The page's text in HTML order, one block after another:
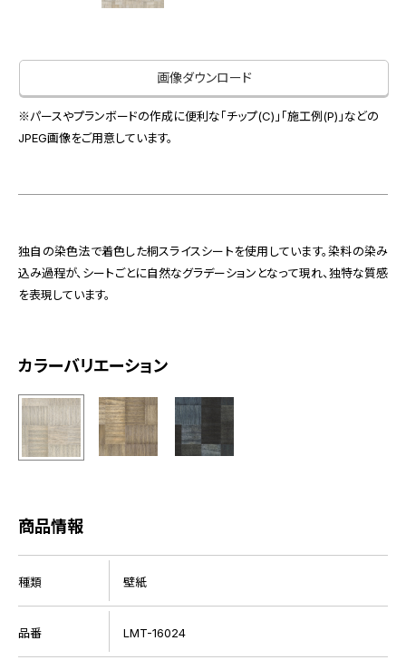
EN
画像ダウンロード
※パースやプランボードの作成に便利な「チップ(C)」「施工例(P)」などの
JPEG画像をご用意しています。
独自の染色法で着色した桐スライスシートを使用しています。染料の染み
込み過程が、シートごとに自然なグラデーションとなって現れ、独特な質感
を表現しています。
カラーバリエーション
商品情報
種類 壁紙
品番 LMT-16024